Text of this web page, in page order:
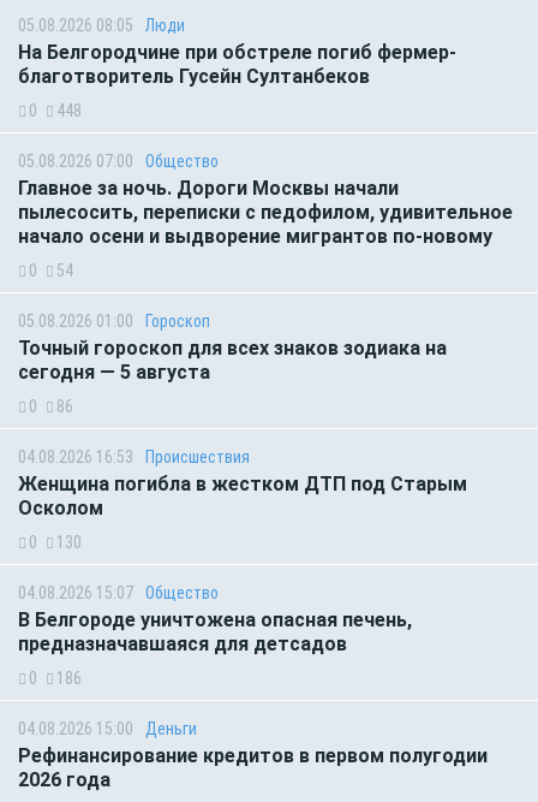
05.08.2026 08:05 Люди
На Белгородчине при обстреле погиб фермер-
благотворитель Гусейн Султанбеков
0 448
05.08.2026 07:00 Общество
Главное за ночь. Дороги Москвы начали
пылесосить, переписки с педофилом, удивительное
начало осени и выдворение мигрантов по-новому
0 54
05.08.2026 01:00 Гороскоп
Точный гороскоп для всех знаков зодиака на
сегодня — 5 августа
0 86
04.08.2026 16:53 Происшествия
Женщина погибла в жестком ДТП под Старым
Осколом
0 130
04.08.2026 15:07 Общество
В Белгороде уничтожена опасная печень,
предназначавшаяся для детсадов
0 186
04.08.2026 15:00 Деньги
Рефинансирование кредитов в первом полугодии
2026 года